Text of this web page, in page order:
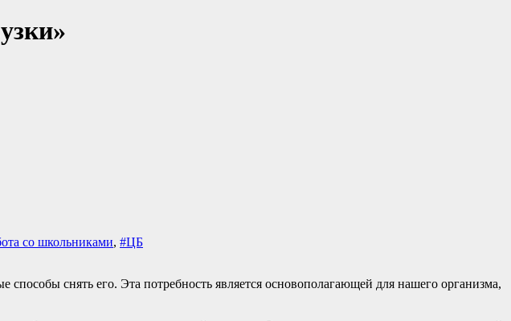
со школьниками, #ЦБ
снять его. Эта потребность является основополагающей для нашего организма,